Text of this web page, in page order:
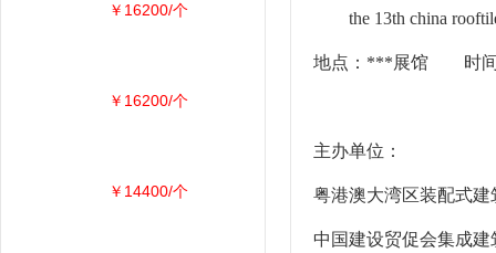
the 13th china
地点：***展馆 时间
主办单位：
粤港澳大湾区装配式
中国建设贸促会集成建
￥16200/个
￥16200/个
￥14400/个